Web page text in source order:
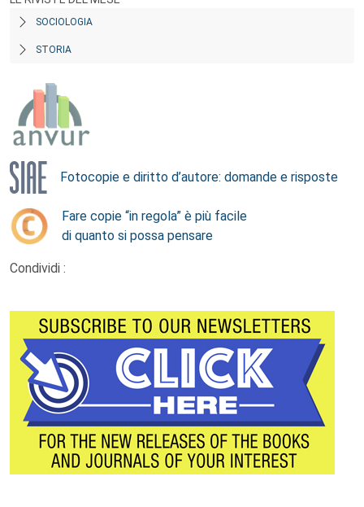
SOCIOLOGIA
STORIA
Fotocopie e diritto d’autore: domande e risposte
Fare copie “in regola” è più facile
di quanto si possa pensare
Condividi :